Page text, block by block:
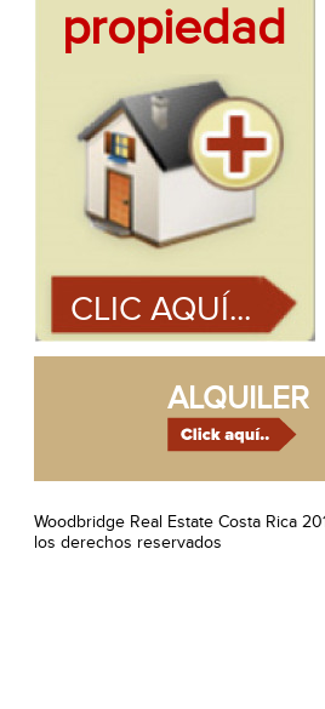
propiedad
CLIC AQUÍ...
ALQUILER
Woodbridge Real Estate Costa Rica
los derechos reservados